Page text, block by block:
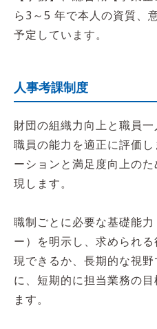
ら3～5 年で本人の資質、
予定しています。
人事考課制度
財団の組織力向上と職員一
職員の能力を適正に評価
ーションと満足度向上の
現します。
職制ごとに必要な基礎能
ー）を明示し、求められ
現できるか、長期的な視
に、短期的に担当業務の
ます。